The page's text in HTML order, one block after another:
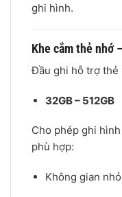
ghi hình.
Khe cắm thẻ nhớ
Đầu ghi hỗ trợ thẻ
32GB – 512GB
Cho phép ghi
phù hợp:
Không gian nhỏ